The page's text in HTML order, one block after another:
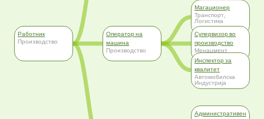
Работник
Производство
Оператор на
машина
Производство
Магационер
Транспорт,
Логистика
Супервизор во
производство
Менаџмент
Инспектор за
квалитет
Автомобилска
Индустрија
Административен